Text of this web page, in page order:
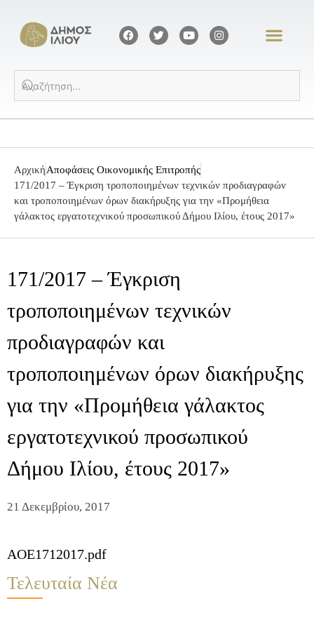
ΑρχικήΑποφάσεις Οικονομικής Επιτροπής
171/2017 – Έγκριση τροποποιημένων τεχνικών προδιαγραφών
και τροποποιημένων όρων διακήρυξης για την «Προμήθεια
γάλακτος εργατοτεχνικού προσωπικού Δήμου Ιλίου, έτους 2017»
171/2017 – Έγκριση
τροποποιημένων τεχνικών
προδιαγραφών και
τροποποιημένων όρων διακήρυξης
για την «Προμήθεια γάλακτος
εργατοτεχνικού προσωπικού
Δήμου Ιλίου, έτους 2017»
21 Δεκεμβρίου, 2017
AOE1712017.pdf
Τελευταία Νέα